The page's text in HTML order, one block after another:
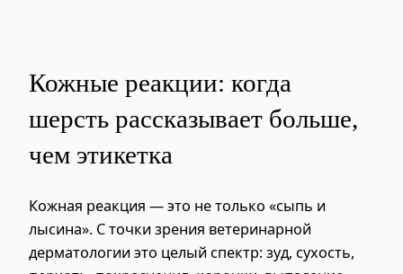
Кожные реакции: когда
шерсть рассказывает больше,
чем этикетка
Кожная реакция — это не только «сыпь и
лысина». С точки зрения ветеринарной
дерматологии это целый спектр: зуд, сухость,